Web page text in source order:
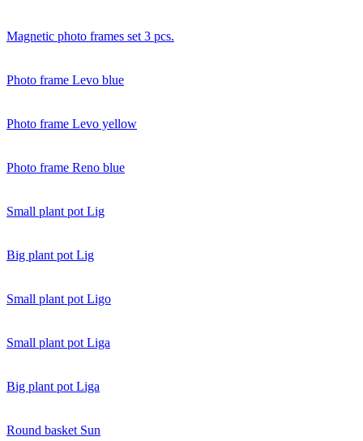
Magnetic photo frames set 3 pcs.
Photo frame Levo blue
Photo frame Levo yellow
Photo frame Reno blue
Small plant pot Lig
Big plant pot Lig
Small plant pot Ligo
Small plant pot Liga
Big plant pot Liga
Round basket Sun